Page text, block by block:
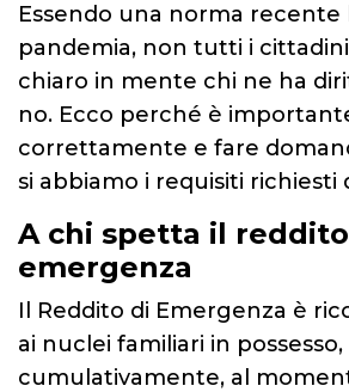
Essendo una norma recente
pandemia, non tutti i
chiaro in mente chi ne ha
no. Ecco perché è
correttamente e fare
si abbiamo i requisiti richiesti
A chi spetta il
emergenza
Il Reddito di Emergenza è
ai nuclei familiari in possesso,
cumulativamente, al